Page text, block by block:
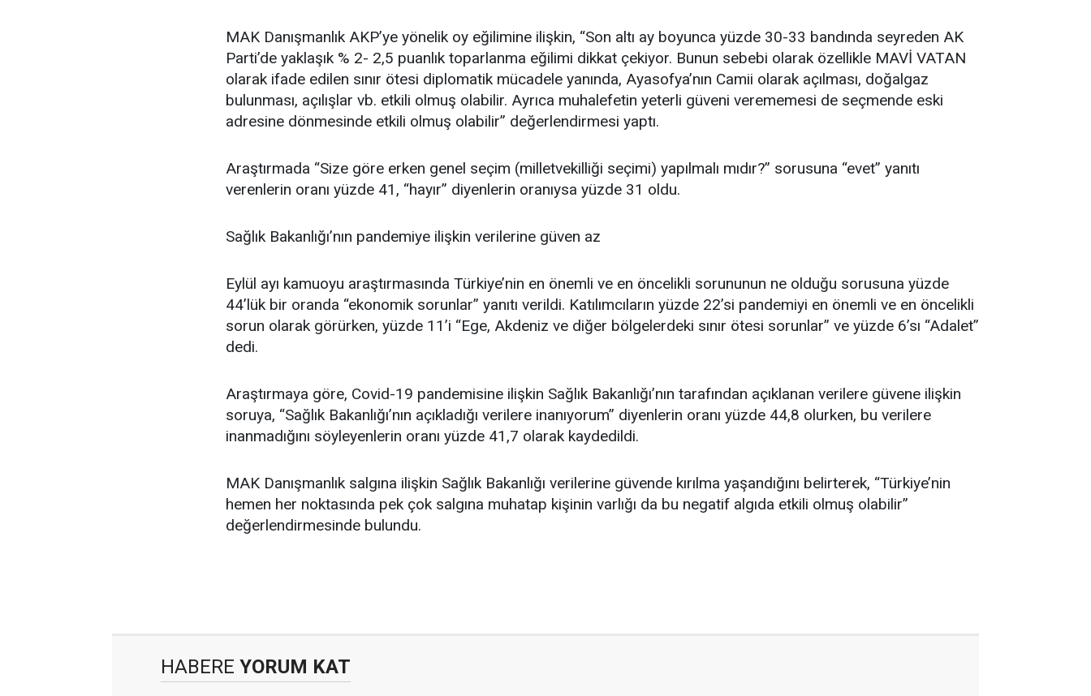
MAK Danışmanlık AKP’ye yönelik oy eğilimine ilişkin, “Son altı ay boyunca yüzde 30-33 bandında seyreden AK
Parti’de yaklaşık % 2- 2,5 puanlık toparlanma eğilimi dikkat çekiyor. Bunun sebebi olarak özellikle MAVİ VATAN
olarak ifade edilen sınır ötesi diplomatik mücadele yanında, Ayasofya’nın Camii olarak açılması, doğalgaz
bulunması, açılışlar vb. etkili olmuş olabilir. Ayrıca muhalefetin yeterli güveni verememesi de seçmende eski
adresine dönmesinde etkili olmuş olabilir” değerlendirmesi yaptı.
Araştırmada “Size göre erken genel seçim (milletvekilliği seçimi) yapılmalı mıdır?” sorusuna “evet” yanıtı
verenlerin oranı yüzde 41, “hayır” diyenlerin oranıysa yüzde 31 oldu.
Sağlık Bakanlığı’nın pandemiye ilişkin verilerine güven az
Eylül ayı kamuoyu araştırmasında Türkiye’nin en önemli ve en öncelikli sorununun ne olduğu sorusuna yüzde
44’lük bir oranda “ekonomik sorunlar” yanıtı verildi. Katılımcıların yüzde 22’si pandemiyi en önemli ve en öncelikli
sorun olarak görürken, yüzde 11’i “Ege, Akdeniz ve diğer bölgelerdeki sınır ötesi sorunlar” ve yüzde 6’sı “Adalet”
dedi.
Araştırmaya göre, Covid-19 pandemisine ilişkin Sağlık Bakanlığı’nın tarafından açıklanan verilere güvene ilişkin
soruya, “Sağlık Bakanlığı’nın açıkladığı verilere inanıyorum” diyenlerin oranı yüzde 44,8 olurken, bu verilere
inanmadığını söyleyenlerin oranı yüzde 41,7 olarak kaydedildi.
MAK Danışmanlık salgına ilişkin Sağlık Bakanlığı verilerine güvende kırılma yaşandığını belirterek, “Türkiye’nin
hemen her noktasında pek çok salgına muhatap kişinin varlığı da bu negatif algıda etkili olmuş olabilir”
değerlendirmesinde bulundu.
HABERE YORUM KAT